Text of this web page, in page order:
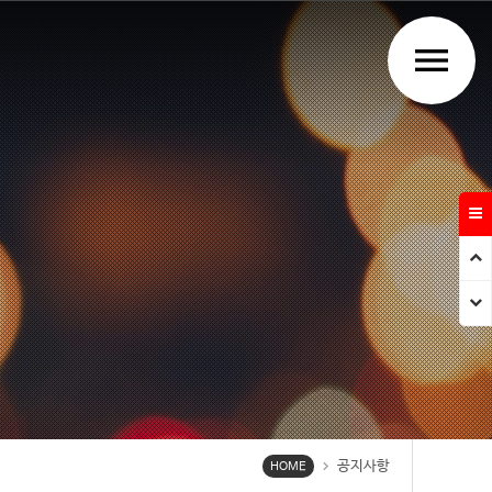
PrevNext
menu
HOME chevron_right 공지사항